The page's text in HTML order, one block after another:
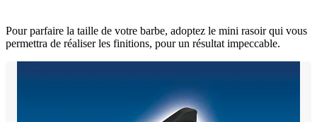
Pour parfaire la taille de votre barbe, adoptez le mini rasoir qui vous
permettra de réaliser les finitions, pour un résultat impeccable.